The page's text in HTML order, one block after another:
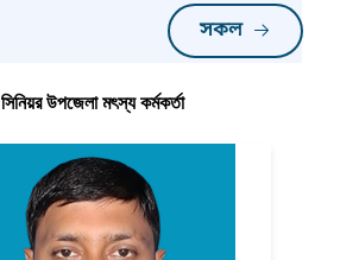
সকল
সিনিয়র উপজেলা মৎস্য কর্মকর্তা